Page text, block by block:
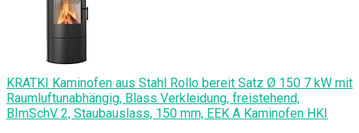
KRATKI Kaminofen aus Stahl Rollo bereit Satz Ø 150 7 kW mit
Raumluftunabhängig, Blass Verkleidung, freistehend,
BImSchV 2, Staubauslass, 150 mm, EEK A Kaminofen HKI